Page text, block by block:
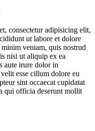
consectetur adipisicing elit,
ut labore et dolore
veniam, quis nostrud
nisi ut aliquip ex ea
aute irure dolor in
esse cillum dolore eu
sint occaecat cupidatat
qui officia deserunt mollit